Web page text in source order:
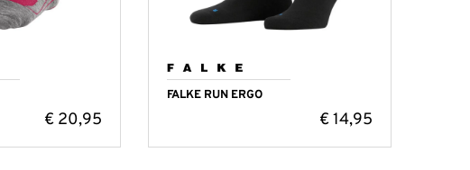
€20,95
FALKE RUN ERGO
€14,95